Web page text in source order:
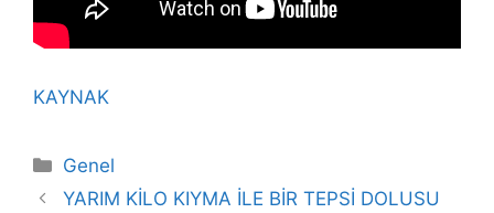
KAYNAK
Kategoriler
Genel
YARIM KİLO KIYMA İLE BİR TEPSİ DOLUSU